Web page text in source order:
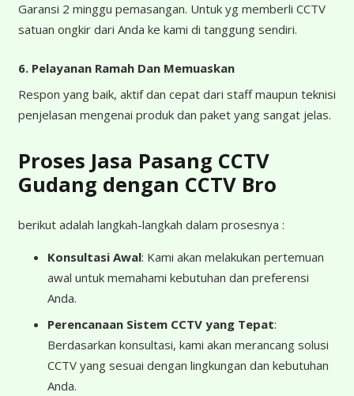
Garansi 2 minggu pemasangan. Untuk yg memberli CCTV
satuan ongkir dari Anda ke kami di tanggung sendiri.
6. Pelayanan Ramah Dan Memuaskan
Respon yang baik, aktif dan cepat dari staff maupun teknisi
penjelasan mengenai produk dan paket yang sangat jelas.
Proses Jasa Pasang CCTV
Gudang dengan CCTV Bro
berikut adalah langkah-langkah dalam prosesnya :
Konsultasi Awal: Kami akan melakukan pertemuan
awal untuk memahami kebutuhan dan preferensi
Anda.
Perencanaan Sistem CCTV yang Tepat:
Berdasarkan konsultasi, kami akan merancang solusi
CCTV yang sesuai dengan lingkungan dan kebutuhan
Anda.